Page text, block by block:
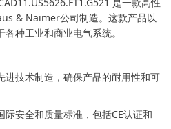
& Naimer公司制造。这款产品以
种工业和商业电气系统。
进技术制造，确保产品的耐用性和可
安全和质量标准，包括CE认证和